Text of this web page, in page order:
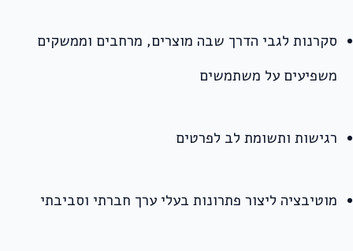
סקרנות לגבי הדרך שבה מוצרים, מרחבים וממשקים
משפיעים על משתמשים
רגישות ותשומת לב לפרטים
מוטיבציה ליצור פתרונות בעלי ערך חברתי וסביבתי